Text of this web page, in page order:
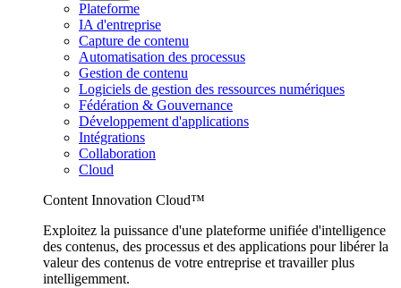
Plateforme
IA d'entreprise
Capture de contenu
Automatisation des processus
Gestion de contenu
Logiciels de gestion des ressources numériques
Fédération & Gouvernance
Développement d'applications
Intégrations
Collaboration
Cloud
Content Innovation Cloud™
Exploitez la puissance d'une plateforme unifiée d'intelligence
des contenus, des processus et des applications pour libérer la
valeur des contenus de votre entreprise et travailler plus
intelligemment.